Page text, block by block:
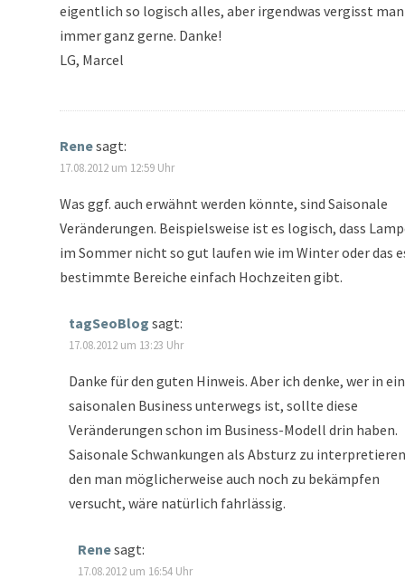
eigentlich so logisch alles, aber irgendwas vergisst man
immer ganz gerne. Danke!
LG, Marcel
Renesagt:
17.08.2012 um 12:59 Uhr
Was ggf. auch erwähnt werden könnte, sind Saisonale
Veränderungen. Beispielsweise ist es logisch, dass
im Sommer nicht so gut laufen wie im Winter oder das
bestimmte Bereiche einfach Hochzeiten gibt.
tagSeoBlog sagt:
17.08.2012 um 13:23 Uhr
Danke für den guten Hinweis. Aber ich denke, wer in
saisonalen Business unterwegs ist, sollte diese
Veränderungen schon im Business-Modell drin haben.
Saisonale Schwankungen als Absturz zu
den man möglicherweise auch noch zu bekämpfen
versucht, wäre natürlich fahrlässig.
Renesagt:
17.08.2012 um 16:54 Uhr